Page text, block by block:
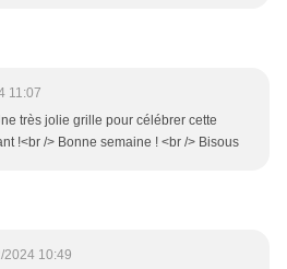
11:07
très jolie grille pour célébrer cette
!<br /> Bonne semaine ! <br /> Bisous
2024 10:49